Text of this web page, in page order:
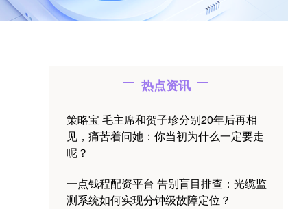
热点资讯
策略宝 毛主席和贺子珍分别20年后再相
见，痛苦着问她：你当初为什么一定要走
呢？
一点钱程配资平台 告别盲目排查：光缆监
测系统如何实现分钟级故障定位？